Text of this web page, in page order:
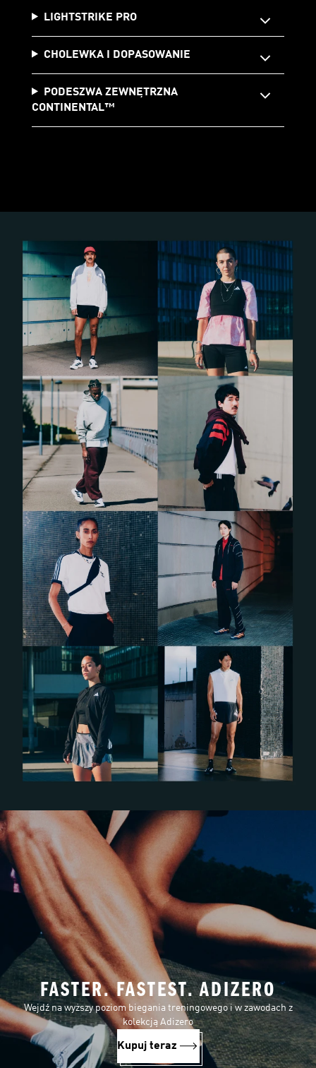
LIGHTSTRIKE PRO
CHOLEWKA I DOPASOWANIE
PODESZWA ZEWNĘTRZNA
CONTINENTAL™️
FASTER. FASTEST. ADIZERO
Wejdź na wyższy poziom biegania treningowego i w zawodach z
kolekcją Adizero
Kupuj teraz